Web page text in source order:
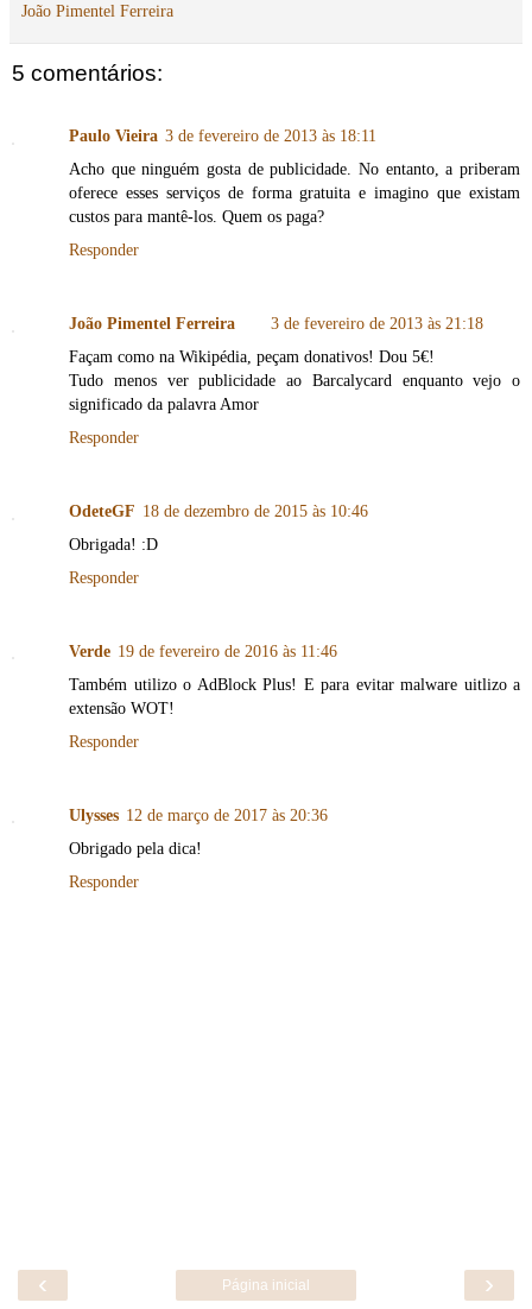
João Pimentel Ferreira
5 comentários:
Paulo Vieira 3 de fevereiro de 2013 às 18:11
Acho que ninguém gosta de publicidade. No entanto, a priberam
oferece esses serviços de forma gratuita e imagino que existam
custos para mantê-los. Quem os paga?
Responder
João Pimentel Ferreira
3 de fevereiro de 2013 às 21:18
Façam como na Wikipédia, peçam donativos! Dou 5€!
Tudo menos ver publicidade ao Barcalycard enquanto vejo o
significado da palavra Amor
Responder
OdeteGF 18 de dezembro de 2015 às 10:46
Obrigada! :D
Responder
Verde 19 de fevereiro de 2016 às 11:46
Também utilizo o AdBlock Plus! E para evitar malware uitlizo a
extensão WOT!
Responder
Ulysses 12 de março de 2017 às 20:36
Obrigado pela dica!
Responder
‹ ›
Página inicial